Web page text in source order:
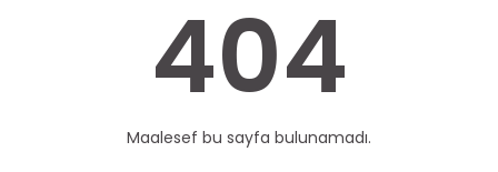
404
Maalesef bu sayfa bulunamadı.